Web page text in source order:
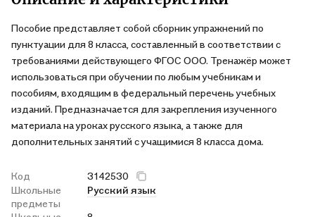
Пособие представляет собой сборник упражнений по
пунктуации для 8 класса, составленный в соответствии с
требованиями действующего ФГОС ООО. Тренажёр может
использоваться при обучении по любым учебникам и
пособиям, входящим в федеральный перечень учебных
изданий. Предназначается для закрепления изученного
материала на уроках русского языка, а также для
дополнительных занятий с учащимися 8 класса дома.
Код
3142530
Школьные
предметы
Русский язык